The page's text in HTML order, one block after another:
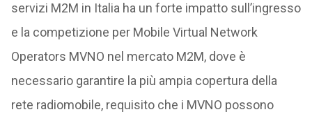
servizi M2M in Italia ha un forte impatto sull’ingresso
e la competizione per Mobile Virtual Network
Operators MVNO nel mercato M2M, dove è
necessario garantire la più ampia copertura della
rete radiomobile, requisito che i MVNO possono